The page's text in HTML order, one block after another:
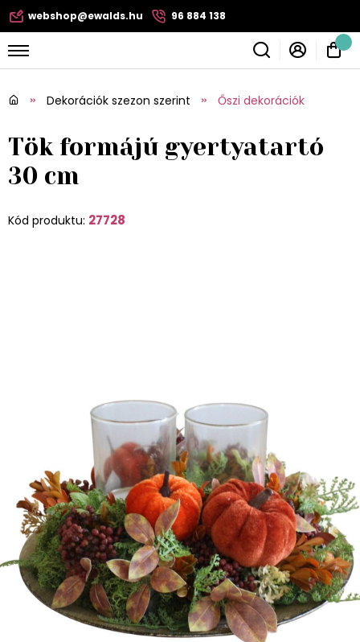
webshop@ewalds.hu 96 884 138
Dekorációk szezon szerint Őszi dekorációk
Tök formájú gyertyatartó
30 cm
Kód produktu: 27728